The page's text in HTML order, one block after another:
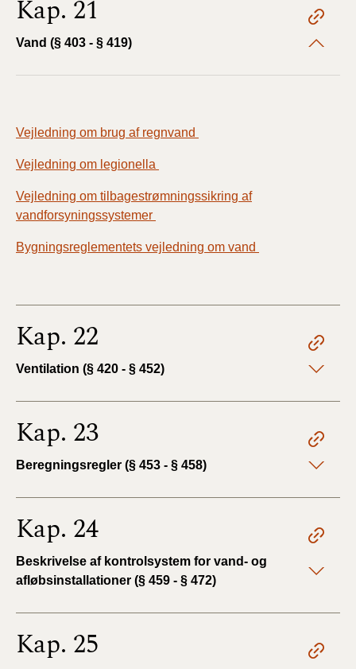
Kap. 21
Vand (§ 403 - § 419)
Vejledning om brug af regnvand
Vejledning om legionella
Vejledning om tilbagestrømningssikring af
vandforsyningssystemer
Bygningsreglementets vejledning om vand
Kap. 22
Ventilation (§ 420 - § 452)
Kap. 23
Beregningsregler (§ 453 - § 458)
Kap. 24
Beskrivelse af kontrolsystem for vand- og
afløbsinstallationer (§ 459 - § 472)
Kap. 25